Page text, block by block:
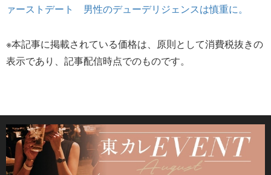
ァーストデート 男性のデューデリジェンスは慎重に。
※本記事に掲載されている価格は、原則として消費税抜きの
表示であり、記事配信時点でのものです。